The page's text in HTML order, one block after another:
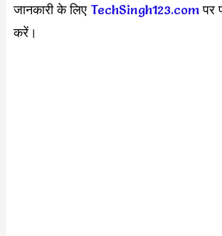
जानकारी के लिए TechSingh123.comपर
करें।